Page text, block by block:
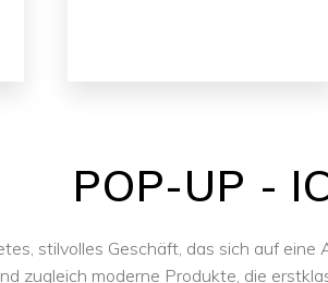
POP-UP -
stilvolles Geschäft, das sich auf
zugleich moderne Produkte, die